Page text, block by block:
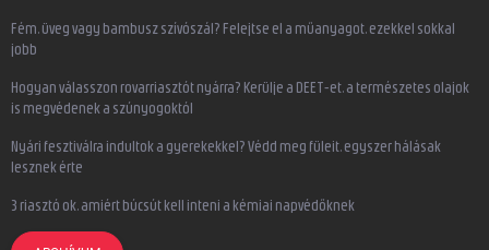
Fém, üveg vagy bambusz szívószál? Felejtse el a műanyagot, ezekkel sokkal
jobb
Hogyan válasszon rovarriasztót nyárra? Kerülje a DEET-et, a természetes olajok
is megvédenek a szúnyogoktól
Nyári fesztiválra indultok a gyerekekkel? Védd meg füleit, egyszer hálásak
lesznek érte
3 riasztó ok, amiért búcsút kell inteni a kémiai napvédőknek